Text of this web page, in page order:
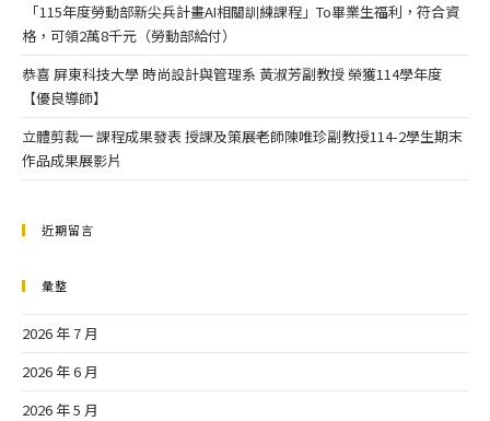
「115年度勞動部新尖兵計畫AI相關訓練課程」To畢業生福利，符合資
格，可領2萬8千元（勞動部給付）
恭喜 屏東科技大學 時尚設計與管理系 黃淑芳副教授 榮獲114學年度
【優良導師】
立體剪裁一 課程成果發表 授課及策展老師陳唯珍副教授114-2學生期末
作品成果展影片
近期留言
彙整
2026 年 7 月
2026 年 6 月
2026 年 5 月